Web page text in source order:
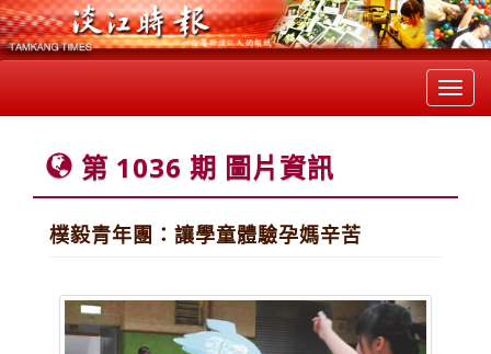
第 1036 期 圖片資訊
樸毅青年團：讓學童體驗孕媽辛苦